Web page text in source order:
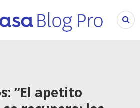
“El apetito